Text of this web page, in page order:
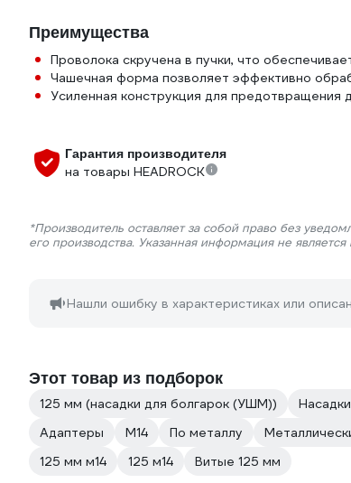
Преимущества
Проволока скручена в пучки, что
Чашечная форма позволяет эффективно
Усиленная конструкция для
Гарантия производителя
на товары HEADROCK
*Производитель оставляет за собой право без
его производства. Указанная информация не
Нашли ошибку в характеристиках или
Этот товар из подборок
125 мм (насадки для болгарок (УШМ))
Адаптеры
М14 По металлу
125 мм м14
125 м14 Витые 125 мм